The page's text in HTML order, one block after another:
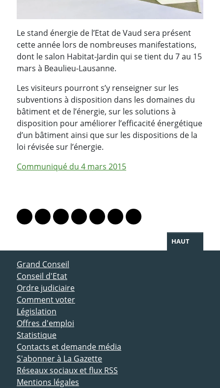
Le stand énergie de l’Etat de Vaud sera présent
cette année lors de nombreuses manifestations,
dont le salon Habitat-Jardin qui se tient du 7 au 15
mars à Beaulieu-Lausanne.
Les visiteurs pourront s’y renseigner sur les
subventions à disposition dans les domaines du
bâtiment et de l’énergie, sur les solutions à
disposition pour améliorer l’efficacité énergétique
d’un bâtiment ainsi que sur les dispositions de la
loi révisée sur l’énergie.
Communiqué du 4 mars 2015
Lien vers le profil Mastodon
Lien vers le profil Bluesky
Lien vers le profil Instagram
Lien vers le profil Linkedin
Lien vers le profil Facebook
Lien vers le profil Twitter
Partager par WhatsApp
HAUT
ACCÈS DIRECT
Grand Conseil
Conseil d'Etat
Ordre judiciaire
Comment voter
Législation
Offres d'emploi
Statistique
Contacts et demande média
S'abonner à La Gazette
Réseaux sociaux et flux RSS
Mentions légales